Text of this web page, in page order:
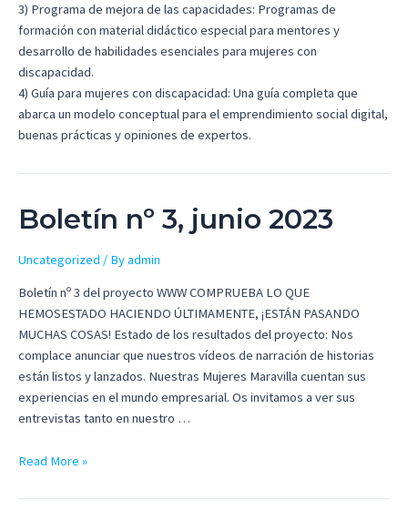
3) Programa de mejora de las capacidades: Programas de
formación con material didáctico especial para mentores y
desarrollo de habilidades esenciales para mujeres con
discapacidad.
4) Guía para mujeres con discapacidad: Una guía completa que
abarca un modelo conceptual para el emprendimiento social digital,
buenas prácticas y opiniones de expertos.
Boletín nº 3, junio 2023
Uncategorized / Byadmin
Boletín nº 3 del proyecto WWW COMPRUEBA LO QUE
HEMOSESTADO HACIENDO ÚLTIMAMENTE, ¡ESTÁN PASANDO
MUCHAS COSAS! Estado de los resultados del proyecto: Nos
complace anunciar que nuestros vídeos de narración de historias
están listos y lanzados. Nuestras Mujeres Maravilla cuentan sus
experiencias en el mundo empresarial. Os invitamos a ver sus
entrevistas tanto en nuestro …
Boletín
3,
Read More »